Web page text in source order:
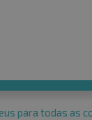
para todas as